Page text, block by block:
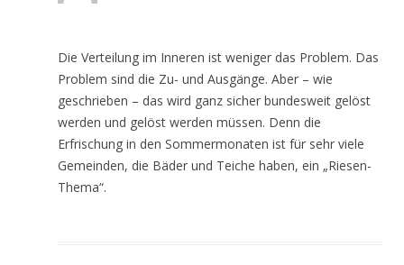
Die Verteilung im Inneren ist weniger das Problem. Das
Problem sind die Zu- und Ausgänge. Aber – wie
geschrieben – das wird ganz sicher bundesweit gelöst
werden und gelöst werden müssen. Denn die
Erfrischung in den Sommermonaten ist für sehr viele
Gemeinden, die Bäder und Teiche haben, ein „Riesen-
Thema“.